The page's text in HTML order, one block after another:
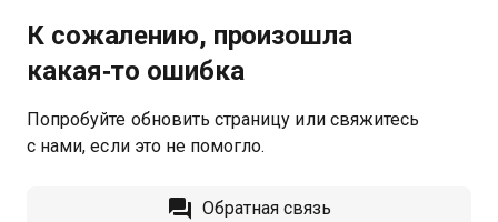
К сожалению, произошла
какая‑то ошибка
Попробуйте обновить страницу или свяжитесь
с нами, если это не помогло.
Обратная связь